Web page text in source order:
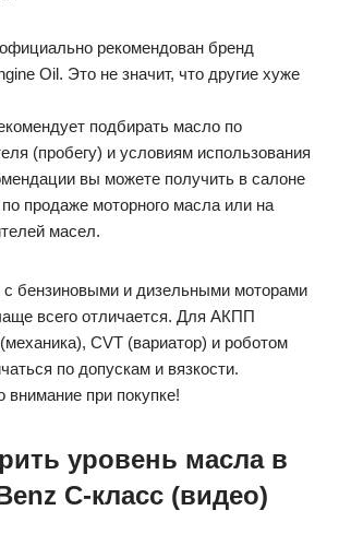
рекомендован бренд
Oil. Это не значит, что другие хуже
подбирать масло по
(пробегу) и условиям использования
вы можете получить в салоне
продаже моторного масла или на
масел.
бензиновыми и дизельными моторами
всего отличается. Для АКПП
CVT (вариатор) и роботом
по допускам и вязкости.
при покупке!
уровень масла в
C-класс (видео)